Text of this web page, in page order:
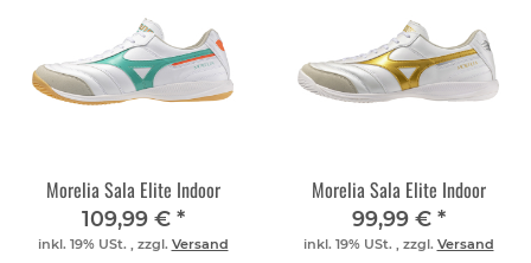
Morelia Sala Elite Indoor
109,99 € *
inkl. 19% USt. , zzgl. Versand
Morelia Sala Elite Indoor
99,99 € *
inkl. 19% USt. , zzgl. Versand